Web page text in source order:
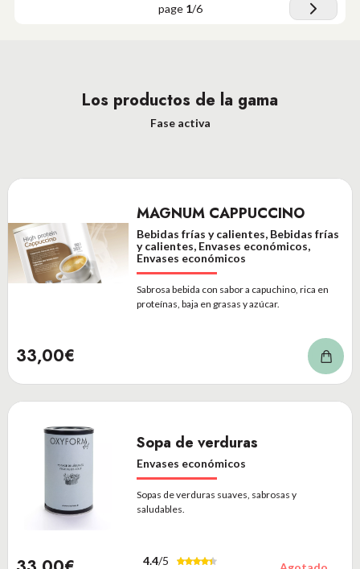
page 1/6
Los productos de la gama
Fase activa
MAGNUM CAPPUCCINO
Bebidas frías y calientes, Bebidas frías
y calientes, Envases económicos,
Envases económicos
Sabrosa bebida con sabor a capuchino, rica en
proteínas, baja en grasas y azúcar.
33,00€
Sopa de verduras
Envases económicos
Sopas de verduras suaves, sabrosas y
saludables.
4.4/5